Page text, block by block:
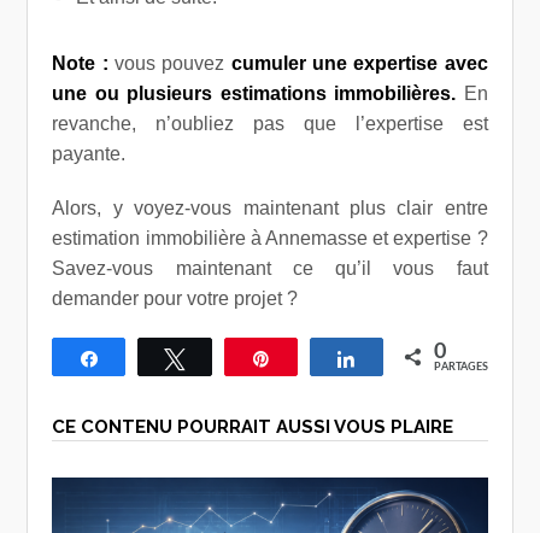
Note :vous pouvez cumuler une expertise avec
une ou plusieurs estimations immobilières. En
revanche, n’oubliez pas que l’expertise est
payante.
Alors, y voyez-vous maintenant plus clair entre
estimation immobilière à Annemasse et expertise ?
Savez-vous maintenant ce qu’il vous faut
demander pour votre projet ?
Partagez Tweetez Épingle Partagez0
PARTAGES
CE CONTENU POURRAIT AUSSI VOUS PLAIRE